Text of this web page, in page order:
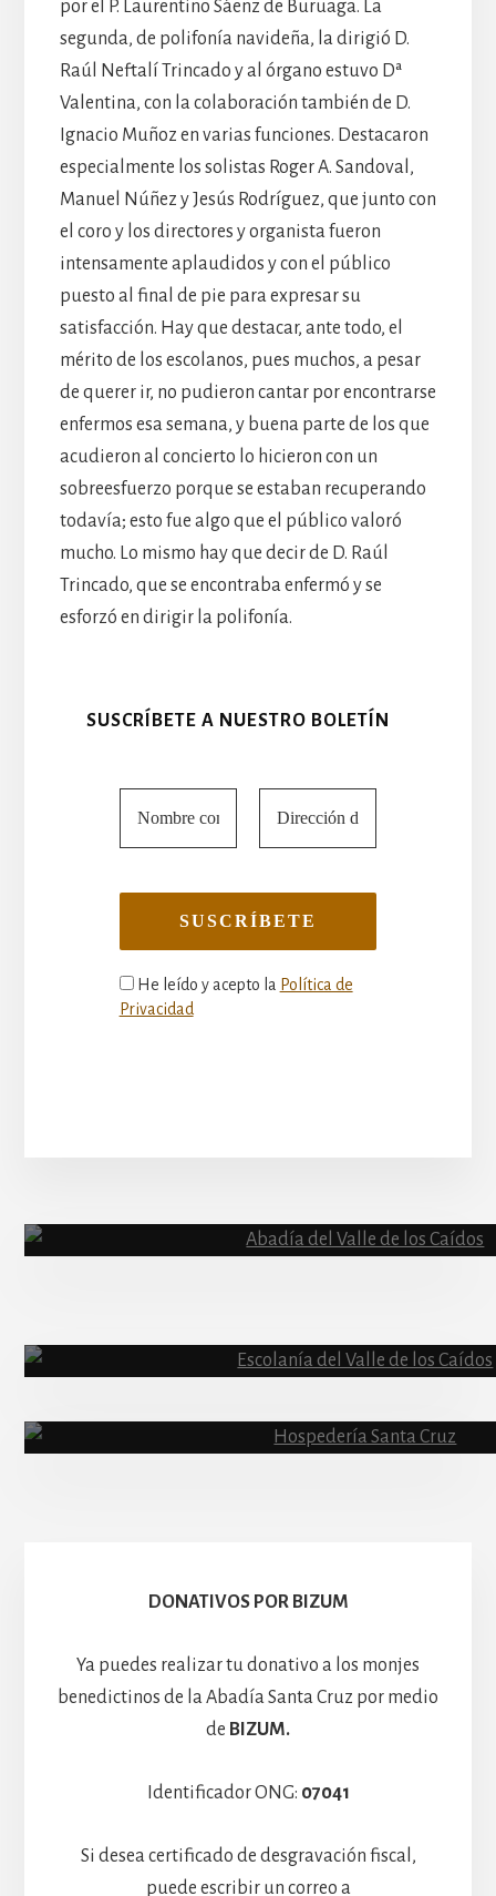
por el P. Laurentino Sáenz de Buruaga. La
segunda, de polifonía navideña, la dirigió D.
Raúl Neftalí Trincado y al órgano estuvo Dª
Valentina, con la colaboración también de D.
Ignacio Muñoz en varias funciones. Destacaron
especialmente los solistas Roger A. Sandoval,
Manuel Núñez y Jesús Rodríguez, que junto con
el coro y los directores y organista fueron
intensamente aplaudidos y con el público
puesto al final de pie para expresar su
satisfacción. Hay que destacar, ante todo, el
mérito de los escolanos, pues muchos, a pesar
de querer ir, no pudieron cantar por encontrarse
enfermos esa semana, y buena parte de los que
acudieron al concierto lo hicieron con un
sobreesfuerzo porque se estaban recuperando
todavía; esto fue algo que el público valoró
mucho. Lo mismo hay que decir de D. Raúl
Trincado, que se encontraba enfermó y se
esforzó en dirigir la polifonía.
SUSCRÍBETE A NUESTRO BOLETÍN
He leído y acepto la Política de
Privacidad
Content
Hospedería
DONATIVOS POR BIZUM
Ya puedes realizar tu donativo a los monjes
benedictinos de la Abadía Santa Cruz por medio
de BIZUM.
Identificador ONG: 07041
Si desea certificado de desgravación fiscal,
puede escribir un correo a